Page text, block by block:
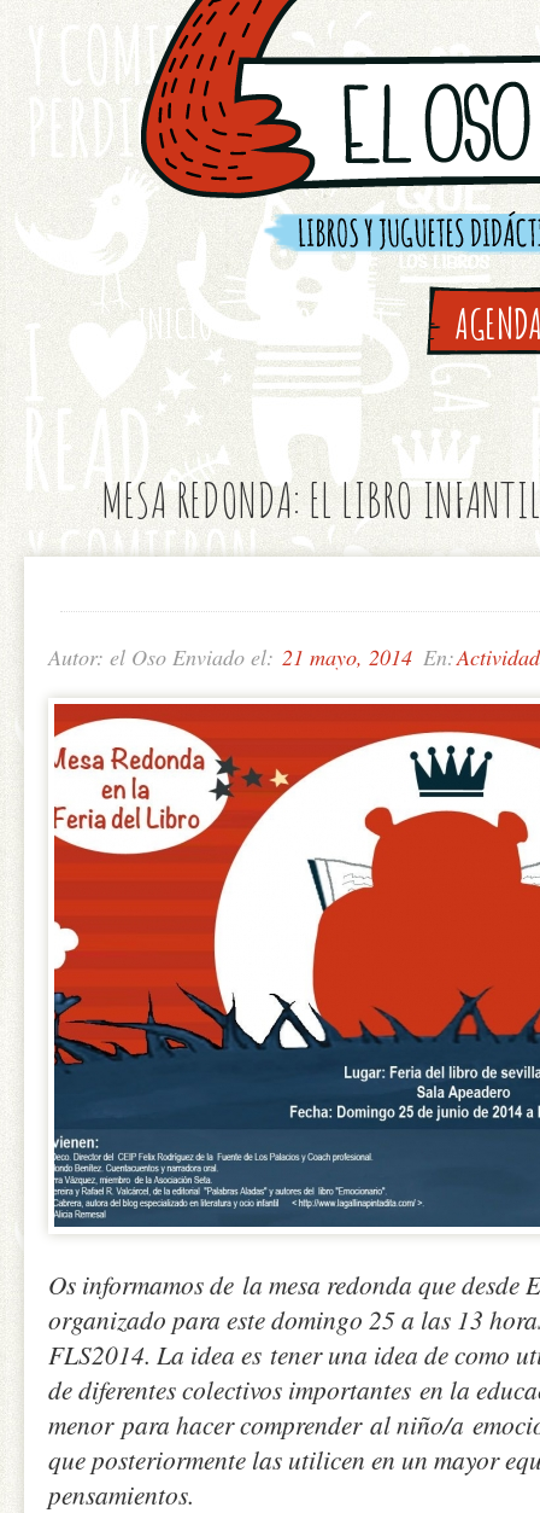
INICIO SOBRE MI
MESA REDONDA: EL LIBRO
Autor: el Oso Enviado el: 21 mayo, 2014 En:
Os informamos de la mesa redonda que desde
organizado para este domingo 25 a las 13
FLS2014. La idea es tener una idea de como
de diferentes colectivos importantes en la
menor para hacer comprender al niño/a
que posteriormente las utilicen en un mayor
pensamientos.